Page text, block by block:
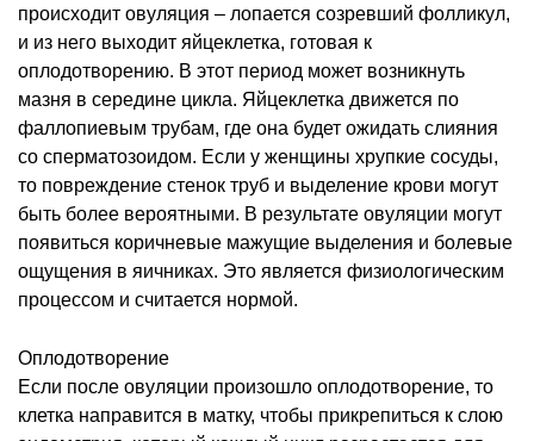
происходит овуляция – лопается созревший фолликул,
и из него выходит яйцеклетка, готовая к
оплодотворению. В этот период может возникнуть
мазня в середине цикла. Яйцеклетка движется по
фаллопиевым трубам, где она будет ожидать слияния
со сперматозоидом. Если у женщины хрупкие сосуды,
то повреждение стенок труб и выделение крови могут
быть более вероятными. В результате овуляции могут
появиться коричневые мажущие выделения и болевые
ощущения в яичниках. Это является физиологическим
процессом и считается нормой.
Оплодотворение
Если после овуляции произошло оплодотворение, то
клетка направится в матку, чтобы прикрепиться к слою